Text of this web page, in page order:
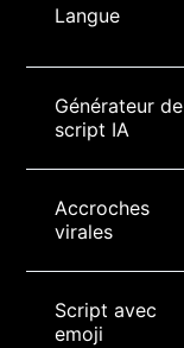
Langue
Générateur de
script IA
Accroches
virales
Script avec
emoji